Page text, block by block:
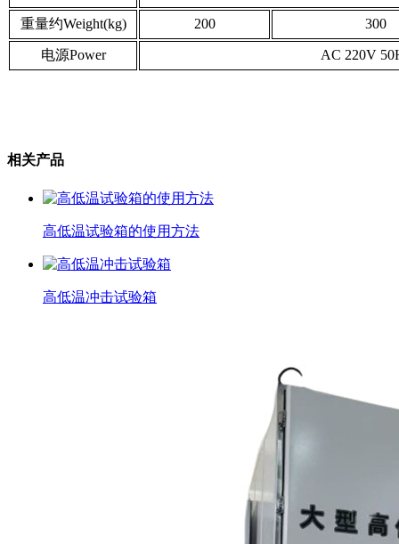
重量约Weight(kg) 200 300
电源Power AC 220V
相关产品
高低温试验箱的使用方法
高低温冲击试验箱